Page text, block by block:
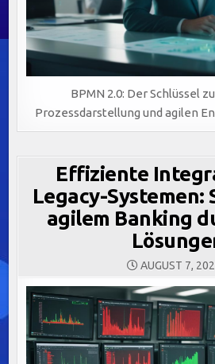
BPMN 2.0: Der Schlüssel
Prozessdarstellung und agilen
Effiziente
Legacy-Systemen:
agilem Banking
AUGUST 7,